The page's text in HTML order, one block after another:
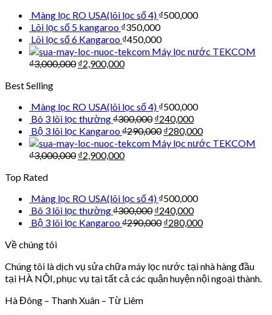
Màng lọc RO USA(lõi lọc số 4) ₫500,000
Lõi lọc số 5 kangaroo ₫350,000
Lõi lọc số 6 Kangaroo ₫450,000
Máy lọc nước TEKCOM
₫3,000,000 ₫2,900,000
Best Selling
Màng lọc RO USA(lõi lọc số 4) ₫500,000
Bô 3 lõi lọc thường₫300,000 ₫240,000
Bộ 3 lõi lọc Kangaroo₫290,000 ₫280,000
Máy lọc nước TEKCOM
₫3,000,000 ₫2,900,000
Top Rated
Màng lọc RO USA(lõi lọc số 4) ₫500,000
Bô 3 lõi lọc thường₫300,000 ₫240,000
Bộ 3 lõi lọc Kangaroo₫290,000 ₫280,000
Về chúng tôi
Chúng tôi là dịch vụ sửa chữa máy lọc nước tại nhà hàng đầu
tại HÀ NỘI, phục vụ tại tất cả các quận huyện nội ngoại thành.
Hà Đông – Thanh Xuân – Từ Liêm